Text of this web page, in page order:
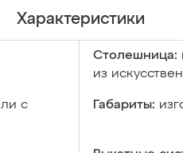
Характеристики
Столешница:
из
с
Габариты: